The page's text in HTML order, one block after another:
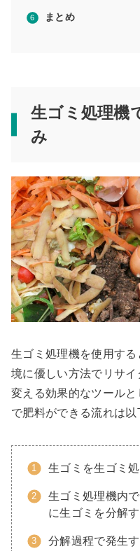
まとめ
生ゴミ処理機
み
生ゴミ処理機を使用す
境に優しい方法でリサ
変える効果的なツール
で肥料ができる流れは以
生ゴミを生ゴミ
生ゴミ処理機内
に生ゴミを分解
分解過程で発生